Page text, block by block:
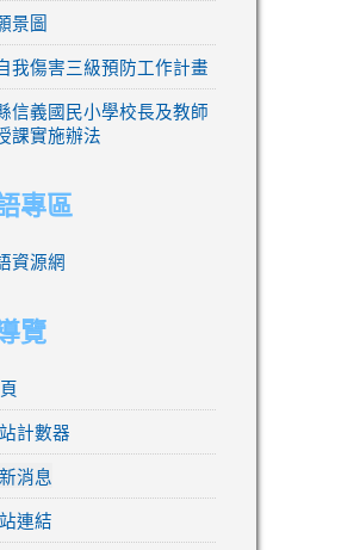
景圖
我傷害三級預防工作計畫
信義國民小學校長及教師
課實施辦法
專區
資源網
覽
計數器
消息
連結